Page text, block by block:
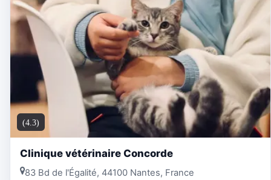
(4.3)
Clinique vétérinaire Concorde
83 Bd de l'Égalité, 44100 Nantes, France